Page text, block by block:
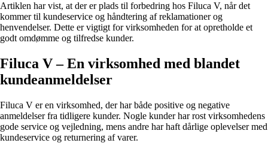
Artiklen har vist, at der er plads til forbedring hos Filuca V, når det
kommer til kundeservice og håndtering af reklamationer og
henvendelser. Dette er vigtigt for virksomheden for at opretholde et
godt omdømme og tilfredse kunder.
Filuca V – En virksomhed med blandet
kundeanmeldelser
Filuca V er en virksomhed, der har både positive og negative
anmeldelser fra tidligere kunder. Nogle kunder har rost virksomhedens
gode service og vejledning, mens andre har haft dårlige oplevelser med
kundeservice og returnering af varer.